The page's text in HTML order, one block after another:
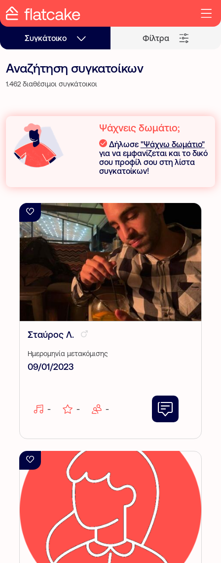
Συγκάτοικο Φίλτρα
Αναζήτηση συγκατοίκων
1.462 διαθέσιμοι συγκάτοικοι
Ψάχνεις δωμάτιο;
Δήλωσε "Ψάχνω δωμάτιο"
για να εμφανίζεται και το δικό
σου προφίλ σου στη λίστα
συγκατοίκων!
Σταύρος Λ.
Ημερομηνία μετακόμισης
09/01/2023
- - -